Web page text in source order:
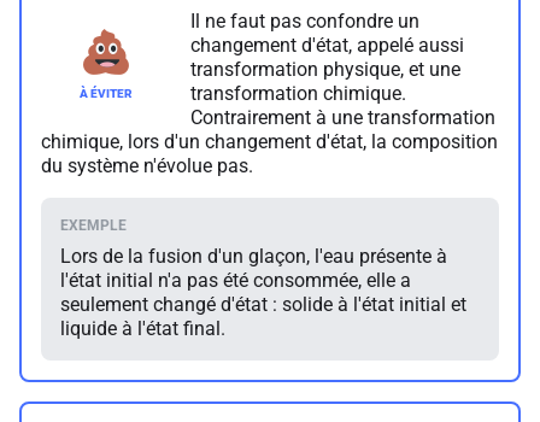
Il ne faut pas confondre un
changement d'état, appelé aussi
transformation physique, et une
transformation chimique.
Contrairement à une transformation
chimique, lors d'un changement d'état, la composition
du système n'évolue pas.
Lors de la fusion d'un glaçon, l'eau présente à
l'état initial n'a pas été consommée, elle a
seulement changé d'état : solide à l'état initial et
liquide à l'état final.